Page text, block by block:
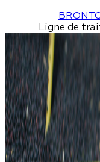
Ligne de